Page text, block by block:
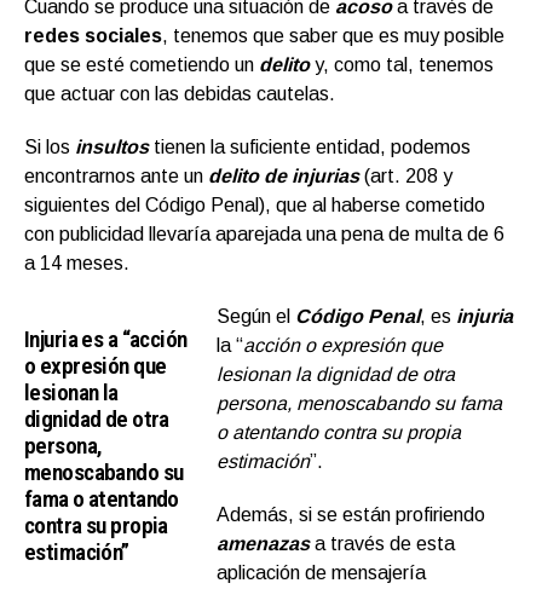
Cuando se produce una situación de acosoa través de
redes sociales, tenemos que saber que es muy posible
que se esté cometiendo un delitoy, como tal, tenemos
que actuar con las debidas cautelas.
Si los insultostienen la suficiente entidad, podemos
encontrarnos ante un delito de injurias(art. 208 y
siguientes del Código Penal), que al haberse cometido
con publicidad llevaría aparejada una pena de multa de 6
a 14 meses.
Injuria es a “acción
o expresión que
lesionan la
dignidad de otra
persona,
menoscabando su
fama o atentando
contra su propia
estimación”
Según el Código Penal, es injuria
la “acción o expresión que
lesionan la dignidad de otra
persona, menoscabando su fama
o atentando contra su propia
estimación”.
Además, si se están profiriendo
amenazas a través de esta
aplicación de mensajería